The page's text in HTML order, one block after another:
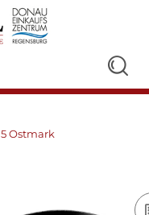
5 Ostmark